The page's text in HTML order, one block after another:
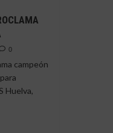
0
campeón
Huelva,